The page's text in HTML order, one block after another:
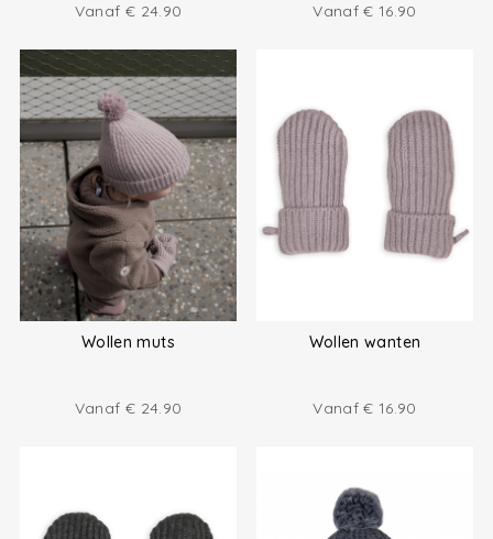
Vanaf € 24.90 Vanaf€ 16.90
Wollen muts
Vanaf € 24.90
Wollen wanten
Vanaf€ 16.90